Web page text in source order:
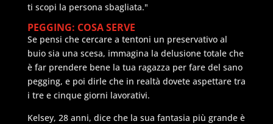
ti scopi la persona sbagliata."
PEGGING: COSA SERVE
Se pensi che cercare a tentoni un preservativo al
buio sia una scesa, immagina la delusione totale che
è far prendere bene la tua ragazza per fare del sano
pegging, e poi dirle che in realtà dovete aspettare tra
i tre e cinque giorni lavorativi.
Kelsey, 28 anni, dice che la sua fantasia più grande è